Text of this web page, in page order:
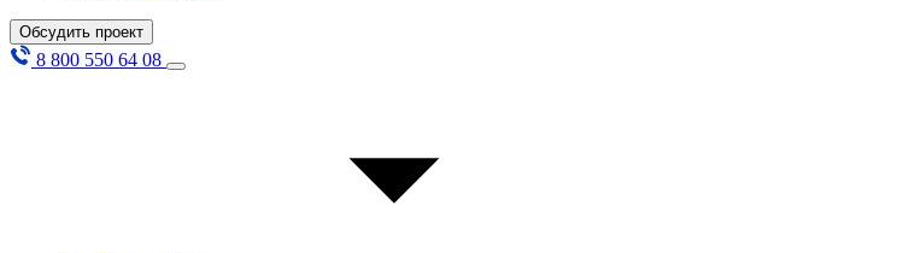
Обсудить проект
8 800 550 64 08